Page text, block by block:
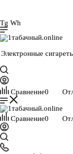
Tg Wh
Электронные
Сравнение0
Сравнение0